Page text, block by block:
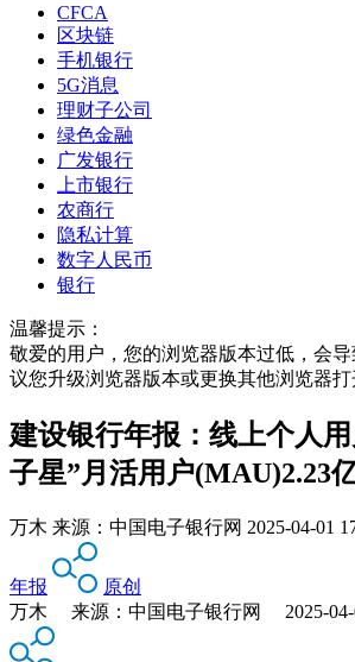
CFCA
区块链
手机银行
5G消息
理财子公司
绿色金融
广发银行
上市银行
农商行
隐私计算
数字人民币
银行
温馨提示：
敬爱的用户，您的浏览器版本过低，会
议您升级浏览器版本或更换其他浏览器打
建设银行年报：线上个人用
子星”月活用户(MAU)2.23
万木 来源： 中国电子银行网 2025-04-01
年报
原创
万木 来源：中国电子银行网 2025-04-